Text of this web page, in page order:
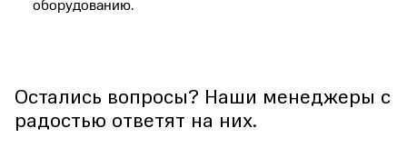
оборудованию.
Остались вопросы? Наши менеджеры с
радостью ответят на них.